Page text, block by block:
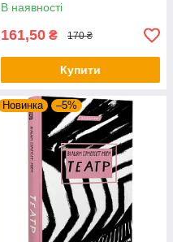
В наявності
161,50 ₴ 170 ₴
Купити
Новинка –5%